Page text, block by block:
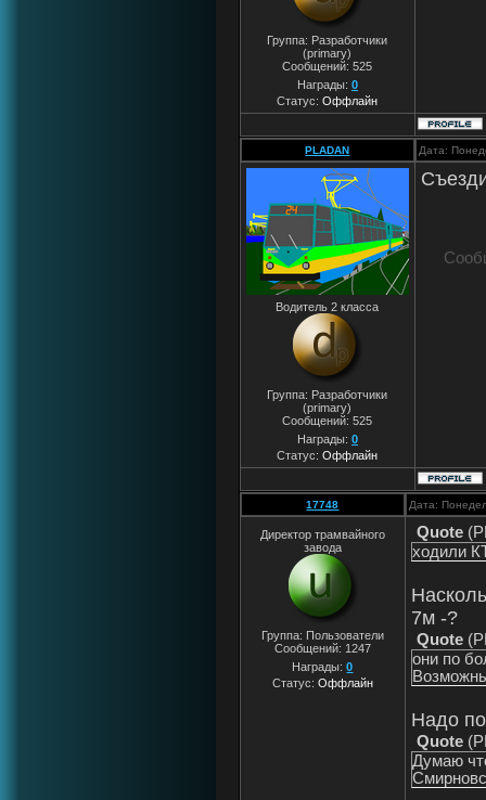
Группа: Разработчики
(primary)
Сообщений:525
Награды: 0
Статус:Оффлайн
PLADAN Дата:
Водитель 2 класса
Группа: Разработчики
(primary)
Сообщений:525
Награды: 0
Статус:Оффлайн
17748 Дата:
Директор трамвайного
завода
Группа: Пользователи
Сообщений: 1247
Награды:0
Статус: Оффлайн
Quote (
ходили
7м -?
Quote (
они по
Надо
Quote (
Думаю